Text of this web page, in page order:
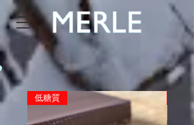
低糖質